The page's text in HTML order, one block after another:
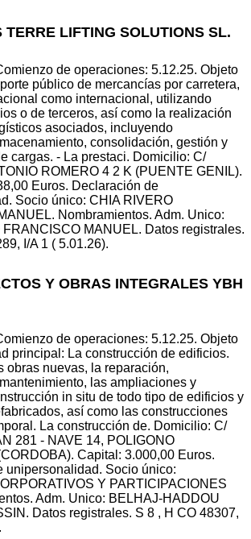
TERRE LIFTING SOLUTIONS SL.
de operaciones: 5.12.25. Objeto
público de mercancías por carretera,
como internacional, utilizando
o de terceros, así como la realización
asociados, incluyendo
consolidación, gestión y
cargas. - La prestaci. Domicilio: C/
ROMERO 4 2 K (PUENTE GENIL).
Euros. Declaración de
Socio único: CHIA RIVERO
Nombramientos. Adm. Unico:
MANUEL. Datos registrales.
I/A 1 ( 5.01.26).
Y OBRAS INTEGRALES YBH
de operaciones: 5.12.25. Objeto
principal: La construcción de edificios.
obras nuevas, la reparación,
las ampliaciones y
in situ de todo tipo de edificios y
así como las construcciones
La construcción de. Domicilio: C/
281 - NAVE 14, POLIGONO
Capital: 3.000,00 Euros.
unipersonalidad. Socio único:
Y PARTICIPACIONES
Adm. Unico: BELHAJ-HADDOU
Datos registrales. S 8 , H CO 48307,